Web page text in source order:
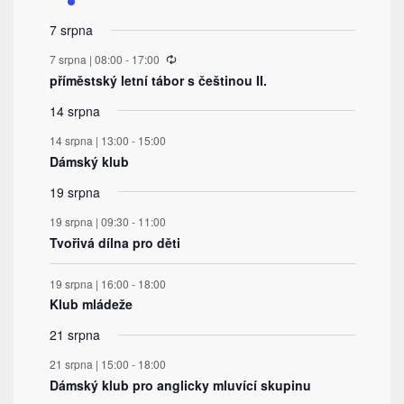
akce
7 srpna
7 srpna | 08:00 - 17:00
příměstský letní tábor s češtinou II.
14 srpna
14 srpna | 13:00 - 15:00
Dámský klub
19 srpna
19 srpna | 09:30 - 11:00
Tvořivá dílna pro děti
19 srpna | 16:00 - 18:00
Klub mládeže
21 srpna
21 srpna | 15:00 - 18:00
Dámský klub pro anglicky mluvící skupinu